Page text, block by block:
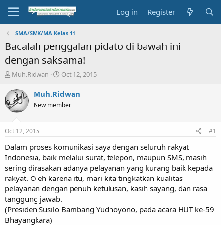
Log in Register
SMA/SMK/MA Kelas 11
Bacalah penggalan pidato di bawah ini
dengan saksama!
T
r
e
a
s
t
a
t
e
r
Muh.Ridwan
S
a
r
t
e
Oct 12, 2015
Muh.Ridwan
New member
Oct 12, 2015 #1
Dalam proses komunikasi saya dengan seluruh rakyat
Indonesia, baik melalui surat, telepon, maupun SMS, masih
sering dirasakan adanya pelayanan yang kurang baik kepada
rakyat. Oleh karena itu, mari kita tingkatkan kualitas
pelayanan dengan penuh ketulusan, kasih sayang, dan rasa
tanggung jawab.
(Presiden Susilo Bambang Yudhoyono, pada acara HUT ke-59
Bhayangkara)